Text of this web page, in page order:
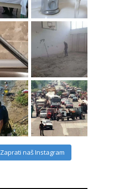
Zaprati naš Instagram